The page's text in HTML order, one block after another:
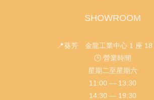
SHOWROOM
📍葵芳 金龍工業中心 1 座 18
🕒 營業時間
星期二至星期六
11:00 — 13:30
14:30 — 19:30